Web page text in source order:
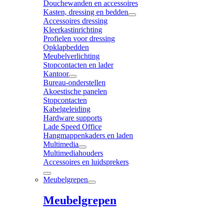
Douchewanden en accessoires
Kasten, dressing en bedden
Accessoires dressing
Kleerkastinrichting
Profielen voor dressing
Opklapbedden
Meubelverlichting
Stopcontacten en lader
Kantoor
Bureau-onderstellen
Akoestische panelen
Stopcontacten
Kabelgeleiding
Hardware supports
Lade Speed Office
Hangmappenkaders en laden
Multimedia
Multimediahouders
Accessoires en luidsprekers
Meubelgrepen
Meubelgrepen